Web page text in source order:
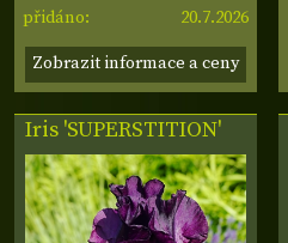
přidáno:
20.7.2026
Zobrazit informace a ceny
Iris 'SUPERSTITION'